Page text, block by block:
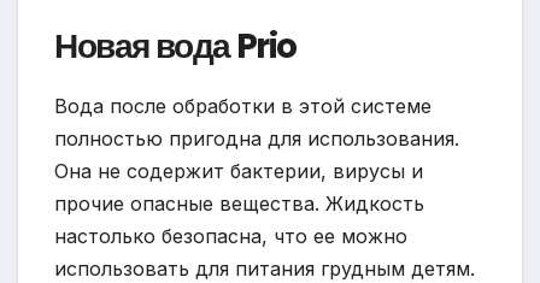
Новая вода Prio
Вода после обработки в этой системе
полностью пригодна для использования.
Она не содержит бактерии, вирусы и
прочие опасные вещества. Жидкость
настолько безопасна, что ее можно
использовать для питания грудным детям.